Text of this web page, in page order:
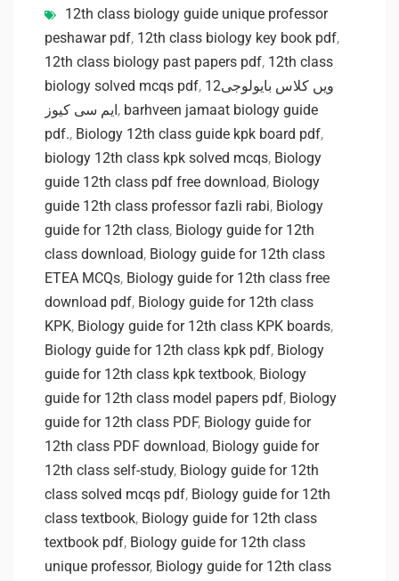
12th class biology guide unique professor
peshawar pdf, 12th class biology key book pdf,
12th class biology past papers pdf, 12th class
biology solved mcqs pdf, 12ویں کلاس بایولوجی
ایم سی کیوز , barhveen jamaat biology guide
pdf., Biology 12th class guide kpk board pdf,
biology 12th class kpk solved mcqs, Biology
guide 12th class pdf free download, Biology
guide 12th class professor fazli rabi, Biology
guide for 12th class, Biology guide for 12th
class download, Biology guide for 12th class
ETEA MCQs, Biology guide for 12th class free
download pdf, Biology guide for 12th class
KPK, Biology guide for 12th class KPK boards,
Biology guide for 12th class kpk pdf, Biology
guide for 12th class kpk textbook, Biology
guide for 12th class model papers pdf, Biology
guide for 12th class PDF, Biology guide for
12th class PDF download, Biology guide for
12th class self-study, Biology guide for 12th
class solved mcqs pdf, Biology guide for 12th
class textbook, Biology guide for 12th class
textbook pdf, Biology guide for 12th class
unique professor, Biology guide for 12th class